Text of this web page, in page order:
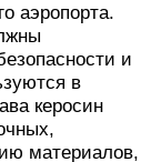
аэропорта.
и
в
керосин
материалов,